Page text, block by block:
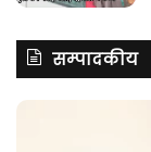
सम्पादकीय